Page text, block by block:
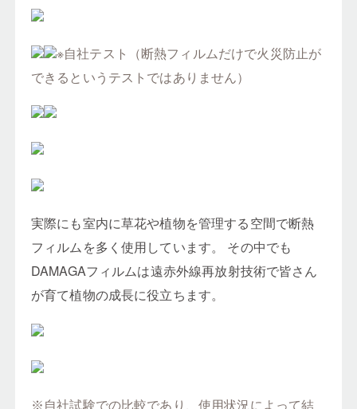
※自社テスト（断熱フィルムだけで火災防止が
できるというテストではありません）
実際にも室内に草花や植物を管理する空間で断熱
フィルムを多く使用しています。 その中でも
DAMAGAフィルムは遠赤外線再放射技術で皆さん
が育て植物の成長に役立ちます。
※自社試験での比較であり、使用状況によって結